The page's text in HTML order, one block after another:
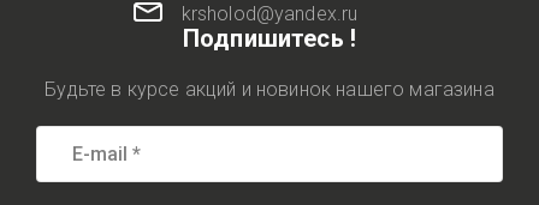
krsholod@yandex.ru
Подпишитесь !
Будьте в курсе акций и новинок нашего магазина